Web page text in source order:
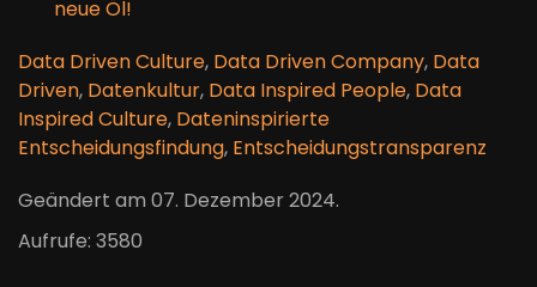
neue Öl!
Data Driven Culture, Data Driven Company, Data
Driven, Datenkultur, Data Inspired People, Data
Inspired Culture, Dateninspirierte
Entscheidungsfindung, Entscheidungstransparenz
Geändert am 07. Dezember 2024.
Aufrufe: 3580